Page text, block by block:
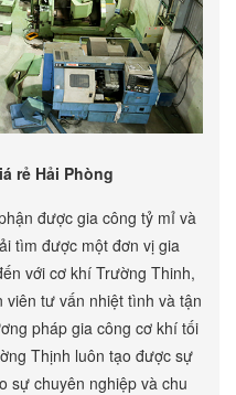
rẻ Hải Phòng
được gia công tỷ mỉ và
tìm được một đơn vị gia
với cơ khí Trường Thinh,
tư vấn nhiệt tình và tận
pháp gia công cơ khí tối
Thịnh luôn tạo được sự
sự chuyên nghiệp và chu